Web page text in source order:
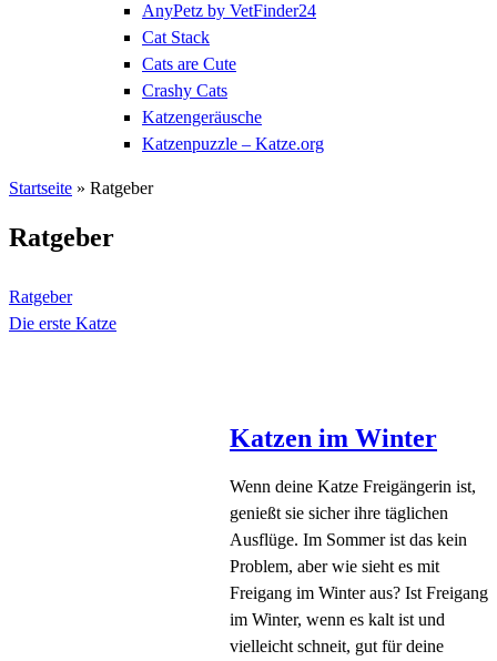
AnyPetz by VetFinder24
Cat Stack
Cats are Cute
Crashy Cats
Katzengeräusche
Katzenpuzzle – Katze.org
Startseite » Ratgeber
Ratgeber
Ratgeber
Die erste Katze
Katzen im Winter
Wenn deine Katze Freigängerin ist,
genießt sie sicher ihre täglichen
Ausflüge. Im Sommer ist das kein
Problem, aber wie sieht es mit
Freigang im Winter aus? Ist Freigang
im Winter, wenn es kalt ist und
vielleicht schneit, gut für deine